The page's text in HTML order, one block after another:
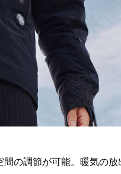
の調節が可能。暖気の放